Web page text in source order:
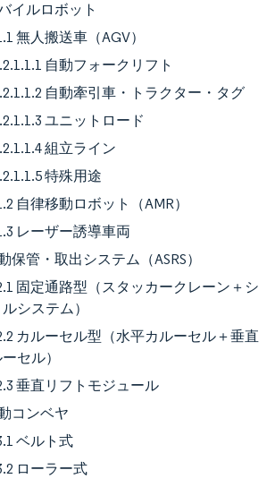
イルロボット
無人搬送車（AGV）
自動フォークリフト
自動牽引車・トラクター・タグ
ユニットロード
組立ライン
特殊用途
自律移動ロボット（AMR）
レーザー誘導車両
保管・取出システム（ASRS）
固定通路型（スタッカークレーン＋シ
システム）
カルーセル型（水平カルーセル＋垂直
セル）
垂直リフトモジュール
コンベヤ
ベルト式
ローラー式